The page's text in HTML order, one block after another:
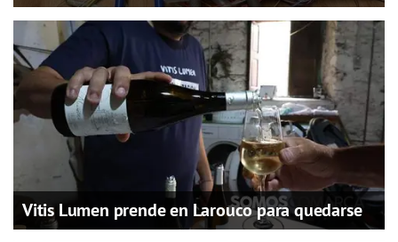
Vitis Lumen prende en Larouco para quedarse